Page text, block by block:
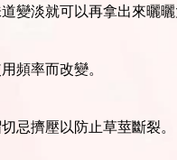
變淡就可以再拿出來曬曬
頻率而改變。
忌擠壓以防止草莖斷裂。